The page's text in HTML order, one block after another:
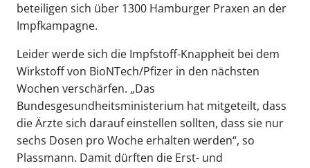
beteiligen sich über 1300 Hamburger Praxen an der
Impfkampagne.
Leider werde sich die Impfstoff-Knappheit bei dem
Wirkstoff von BioNTech/Pfizer in den nächsten
Wochen verschärfen. „Das
Bundesgesundheitsministerium hat mitgeteilt, dass
die Ärzte sich darauf einstellen sollten, dass sie nur
sechs Dosen pro Woche erhalten werden“, so
Plassmann. Damit dürften die Erst- und